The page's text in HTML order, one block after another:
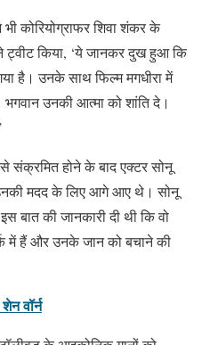
कोरियोग्राफर शिवा शंकर के
ट्वीट किया, ‘ये जानकर दुख हुआ कि
है। उनके साथ फिल्म मगधीरा में
उनकी आत्मा को शांति दे।
से संक्रमित होने के बाद एक्टर सोनू
मदद के लिए आगे आए थे। सोनू
बात की जानकारी दी थी कि वो
में हैं और उनके जान को बचाने की
वॉर्न